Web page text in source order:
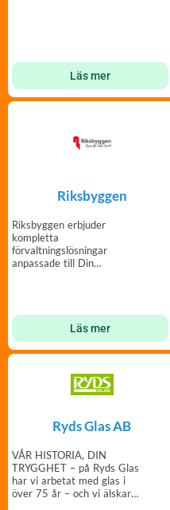
Läs mer
Riksbyggen
Riksbyggen erbjuder
kompletta
förvaltningslösningar
anpassade till Din
Läs mer
Ryds Glas AB
VÅR HISTORIA, DIN
TRYGGHET – på Ryds Glas
har vi arbetat med glas i
över 75 år – och vi älskar